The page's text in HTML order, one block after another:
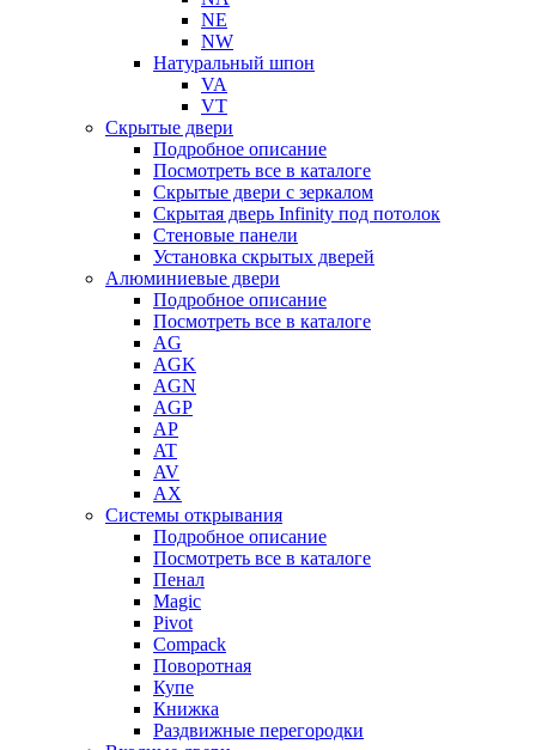
NE
NW
Натуральный шпон
VA
VT
Скрытые двери
Подробное описание
Посмотреть все в каталоге
Скрытые двери с зеркалом
Скрытая дверь Infinity под потолок
Стеновые панели
Установка скрытых дверей
Алюминиевые двери
Подробное описание
Посмотреть все в каталоге
AG
AGK
AGN
AGP
AP
AT
AV
AX
Системы открывания
Подробное описание
Посмотреть все в каталоге
Пенал
Magic
Pivot
Compack
Поворотная
Купе
Книжка
Раздвижные перегородки